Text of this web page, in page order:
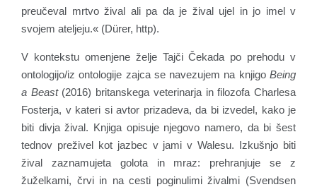
preučeval mrtvo žival ali pa da je žival ujel in jo imel v
svojem ateljeju.« (Dürer, http).
V kontekstu omenjene želje Tajči Čekada po prehodu v
ontologijo/iz ontologije zajca se navezujem na knjigo Being
a Beast(2016) britanskega veterinarja in filozofa Charlesa
Fosterja, v kateri si avtor prizadeva, da bi izvedel, kako je
biti divja žival. Knjiga opisuje njegovo namero, da bi šest
tednov preživel kot jazbec v jami v Walesu. Izkušnjo biti
žival zaznamujeta golota in mraz: prehranjuje se z
žuželkami, črvi in na cesti poginulimi živalmi (Svendsen